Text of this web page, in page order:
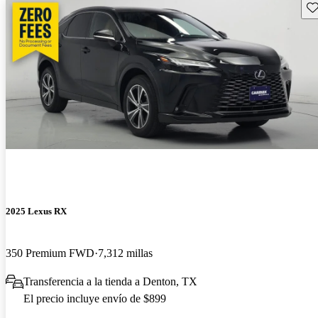
2025 Lexus RX
350 Premium FWD 7,312 millas
Transferencia a la tienda a Denton, TX
El precio incluye envío de $899